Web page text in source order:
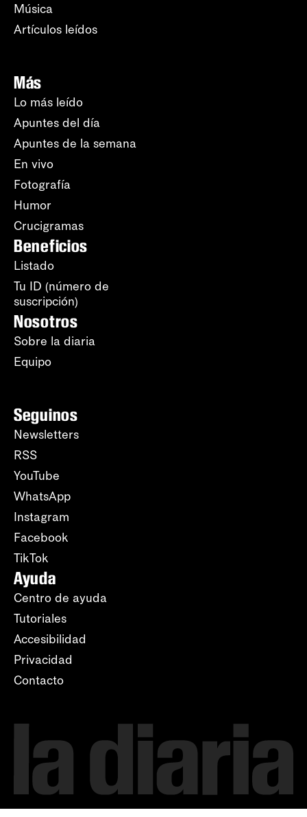
Música
Artículos leídos
Más
Lo más leído
Apuntes del día
Apuntes de la semana
En vivo
Fotografía
Humor
Crucigramas
Beneficios
Listado
Tu ID (número de
suscripción)
Nosotros
Sobre la diaria
Equipo
Seguinos
Newsletters
RSS
YouTube
WhatsApp
Instagram
Facebook
TikTok
Ayuda
Centro de ayuda
Tutoriales
Accesibilidad
Privacidad
Contacto